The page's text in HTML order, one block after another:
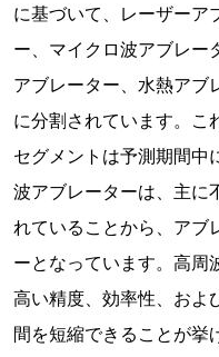
に基づいて、レーザーア
ー、マイクロ波アブレー
アブレーター、水熱アブ
に分割されています。こ
セグメントは予測期間中
波アブレーターは、主に
れていることから、アブ
ーとなっています。高周
高い精度、効率性、およ
間を短縮できることが挙